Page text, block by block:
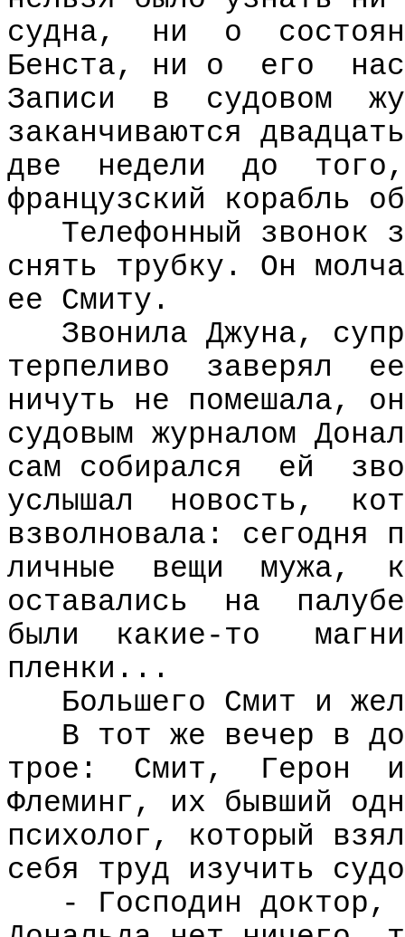
судна,
ни о
Бенста, ни о
его
Записи
в судовом
заканчиваются
две
недели до
того,
французский корабль
Телефонный звонок
снять трубку. Он
ее Смиту.
Звонила Джуна,
терпеливо
заверял
ничуть не помешала,
судовым журналом
сам собирался
ей
услышал
новость,
взволновала: сегодня
личные
вещи мужа,
оставались
на
палубе
были
какие-то
пленки...
Большего Смит и
В тот же вечер в
трое:
Смит, Герон
и
Флеминг, их бывший
психолог, который взял
себя труд изучить
- Господин доктор,